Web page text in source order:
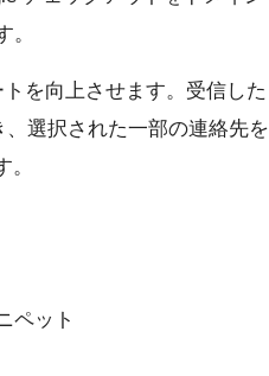
を向上させます。受信した
選択された一部の連絡先を
ペット